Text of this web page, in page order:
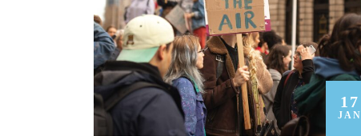
17
JAN